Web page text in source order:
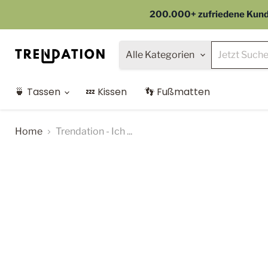
200.000+ zufriedene
Alle Kategorien
🍵 Tassen 💤 Kissen 👣 Fußmatten
Home Trendation - Ich ...